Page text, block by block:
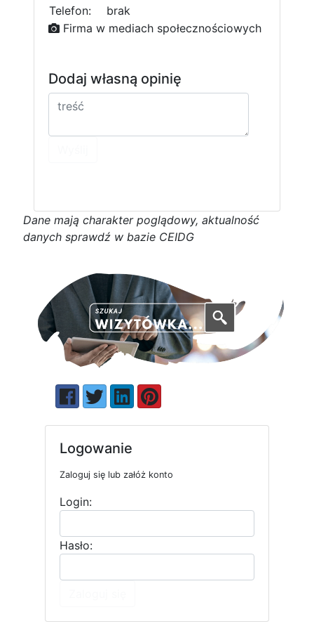
Telefon:
brak
Firma w mediach społecznościowych
Dodaj własną opinię
Dane mają charakter poglądowy, aktualność
danych sprawdź w bazie CEIDG
Logowanie
Zaloguj się lub załóż konto
Login:
Hasło: